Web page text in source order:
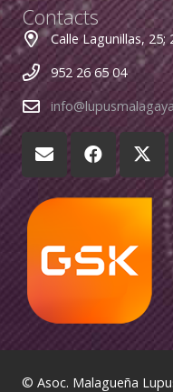
Contacts
Calle Lagunillas, 25;
952 26 65 04
© Asoc. Malagueña